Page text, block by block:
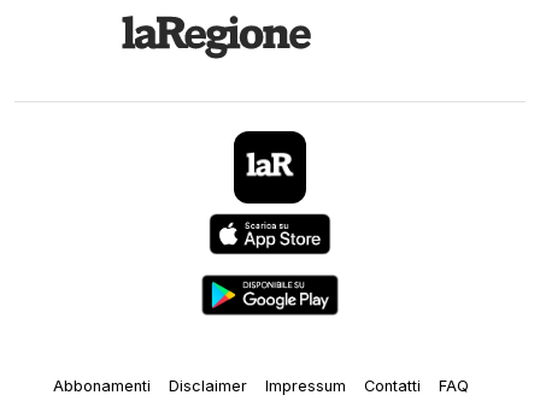
Abbonamenti Disclaimer Impressum Contatti FAQ